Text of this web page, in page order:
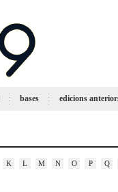
bases edicions
K L M N O P Q